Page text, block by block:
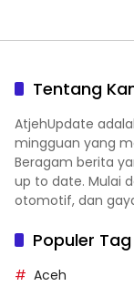
Tentang
AtjehUpdate
mingguan yang
Beragam berita
up to date. Mulai
otomotif, dan
Populer Tag
Aceh